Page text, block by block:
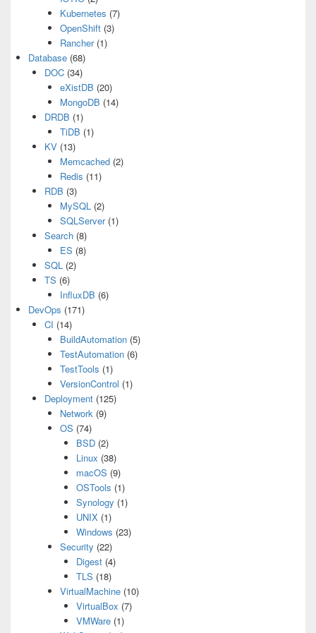
Kubernetes (7)
OpenShift (3)
Rancher(1)
Database (68)
DOC(34)
eXistDB (20)
MongoDB (14)
DRDB (1)
TiDB (1)
KV(13)
Memcached (2)
Redis (11)
RDB (3)
MySQL (2)
SQLServer(1)
Search(8)
ES (8)
SQL (2)
TS (6)
InfluxDB (6)
DevOps (171)
CI (14)
BuildAutomation (5)
TestAutomation (6)
TestTools (1)
VersionControl (1)
Deployment(125)
Network (9)
OS (74)
BSD(2)
Linux (38)
macOS (9)
OSTools (1)
Synology (1)
UNIX (1)
Windows (23)
Security (22)
Digest(4)
TLS (18)
VirtualMachine (10)
VirtualBox (7)
VMWare(1)